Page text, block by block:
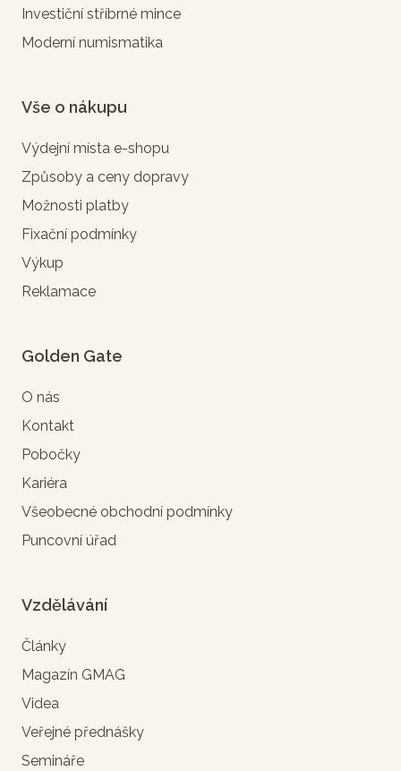
Investiční stříbrné mince
Moderní numismatika
Vše o nákupu
Výdejní místa e-shopu
Způsoby a ceny dopravy
Možnosti platby
Fixační podmínky
Výkup
Reklamace
Golden Gate
O nás
Kontakt
Pobočky
Kariéra
Všeobecné obchodní podmínky
Puncovní úřad
Vzdělávání
Články
Magazín GMAG
Videa
Veřejné přednášky
Semináře